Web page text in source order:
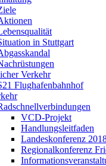
in Stuttgart
Verkehr
Flughafenbahnhof
VCD-Projekt
Handlungsleitfaden
Landeskonferenz
Regionalkonferenz